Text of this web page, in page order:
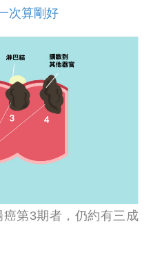
次算剛好
第3期者，仍約有三成